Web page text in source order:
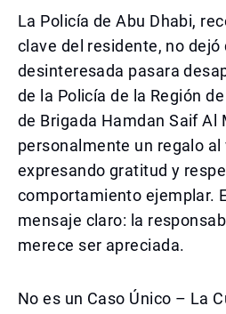
La Policía de Abu Dhabi,
clave del residente, no dejó
desinteresada pasara
de la Policía de la Región
de Brigada Hamdan Saif Al
personalmente un regalo al
expresando gratitud y
comportamiento ejemplar.
mensaje claro: la
merece ser apreciada.
No es un Caso Único – La